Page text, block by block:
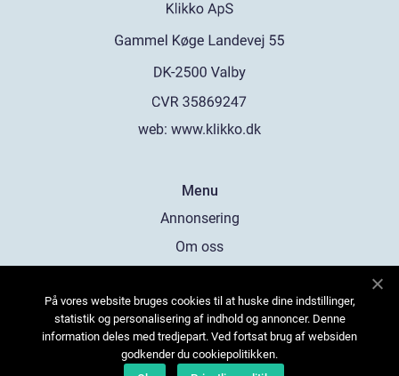
web: www.klikko.dk
Menu
Annonsering
Om oss
Kontakta oss
Sitemap
På vores website bruges cookies til at huske dine indstillinger,
statistik og personalisering af indhold og annoncer. Denne
information deles med tredjepart. Ved fortsat brug af websiden
godkender du cookiepolitikken.